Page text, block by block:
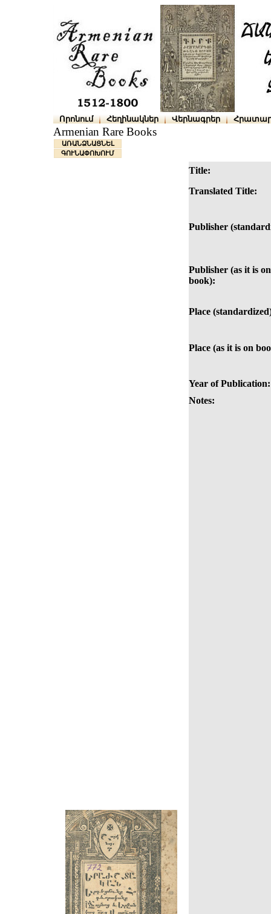
Որոնում Հեղինակներ Վերնագրեր
Armenian Rare Books
ԱՌԱՆՁՆԱՑՆԵԼ
ԳՈՒՆԱՓՈԽՈՒՄ
Title:
Translated Title:
Publisher
Publisher (as it is on
book):
Place
Place (as it is on
Year of Publication:
Notes: